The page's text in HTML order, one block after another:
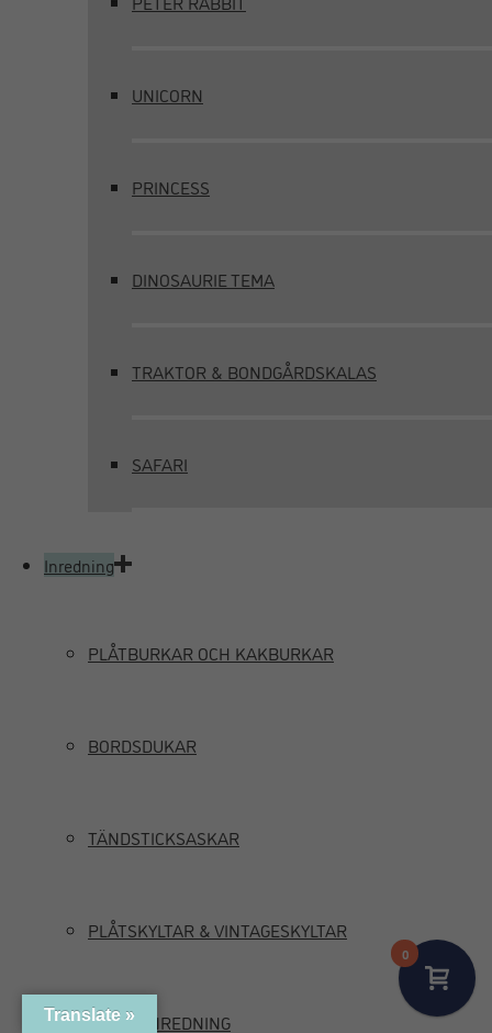
UNICORN
PRINCESS
DINOSAURIE TEMA
TRAKTOR & BONDGÅRDSKALAS
SAFARI
Inredning
PLÅTBURKAR OCH KAKBURKAR
BORDSDUKAR
TÄNDSTICKSASKAR
PLÅTSKYLTAR & VINTAGESKYLTAR
MARIN INREDNING
0
Translate »